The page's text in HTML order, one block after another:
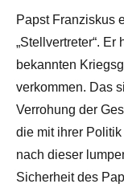
Papst Franziskus
„Stellvertreter“.
bekannten
verkommen. Das
Verrohung der
die mit ihrer
nach dieser
Sicherheit des